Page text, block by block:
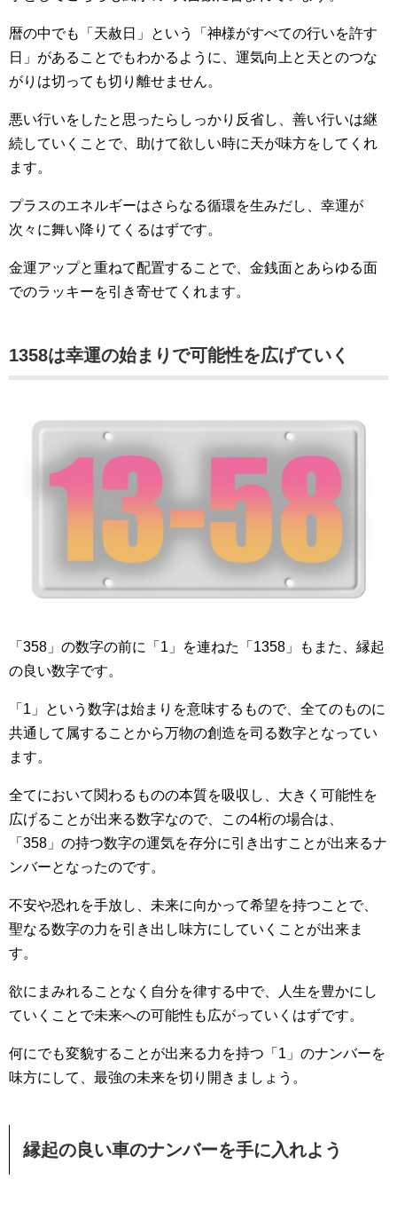
暦の中でも「天赦日」という「神様がすべての行いを許す
日」があることでもわかるように、運気向上と天とのつな
がりは切っても切り離せません。
悪い行いをしたと思ったらしっかり反省し、善い行いは継
続していくことで、助けて欲しい時に天が味方をしてくれ
ます。
プラスのエネルギーはさらなる循環を生みだし、幸運が
次々に舞い降りてくるはずです。
金運アップと重ねて配置することで、金銭面とあらゆる面
でのラッキーを引き寄せてくれます。
1358は幸運の始まりで可能性を広げていく
「358」の数字の前に「1」を連ねた「1358」もまた、縁起
の良い数字です。
「1」という数字は始まりを意味するもので、全てのものに
共通して属することから万物の創造を司る数字となってい
ます。
全てにおいて関わるものの本質を吸収し、大きく可能性を
広げることが出来る数字なので、この4桁の場合は、
「358」の持つ数字の運気を存分に引き出すことが出来るナ
ンバーとなったのです。
不安や恐れを手放し、未来に向かって希望を持つことで、
聖なる数字の力を引き出し味方にしていくことが出来ま
す。
欲にまみれることなく自分を律する中で、人生を豊かにし
ていくことで未来への可能性も広がっていくはずです。
何にでも変貌することが出来る力を持つ「1」のナンバーを
味方にして、最強の未来を切り開きましょう。
縁起の良い車のナンバーを手に入れよう